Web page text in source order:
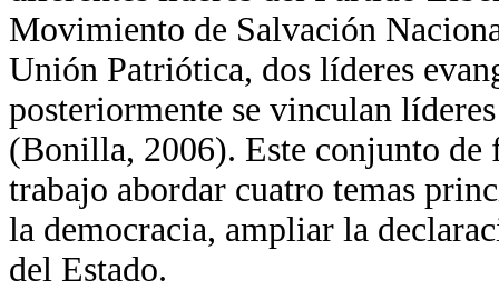
Movimiento de Salvación
Unión Patriótica, dos líderes
posteriormente se vinculan
(Bonilla, 2006). Este conjunto de
trabajo abordar cuatro temas
la democracia, ampliar la
del Estado.